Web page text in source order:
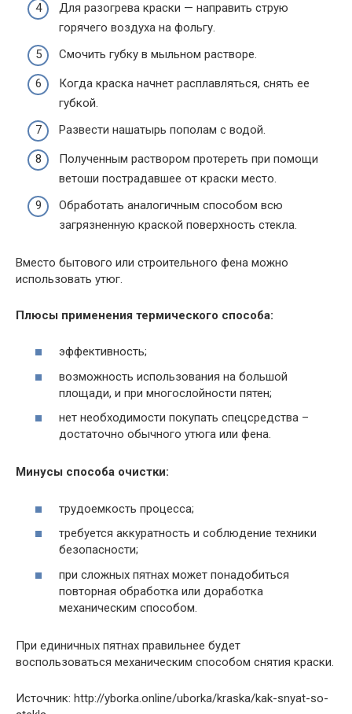
Для разогрева краски — направить струю
горячего воздуха на фольгу.
Смочить губку в мыльном растворе.
Когда краска начнет расплавляться, снять ее
губкой.
Развести нашатырь пополам с водой.
Полученным раствором протереть при помощи
ветоши пострадавшее от краски место.
Обработать аналогичным способом всю
загрязненную краской поверхность стекла.
Вместо бытового или строительного фена можно
использовать утюг.
Плюсы применения термического способа:
эффективность;
возможность использования на большой
площади, и при многослойности пятен;
нет необходимости покупать спецсредства –
достаточно обычного утюга или фена.
Минусы способа очистки:
трудоемкость процесса;
требуется аккуратность и соблюдение техники
безопасности;
при сложных пятнах может понадобиться
повторная обработка или доработка
механическим способом.
При единичных пятнах правильнее будет
воспользоваться механическим способом снятия краски.
Источник: http://yborka.online/uborka/kraska/kak-snyat-so-